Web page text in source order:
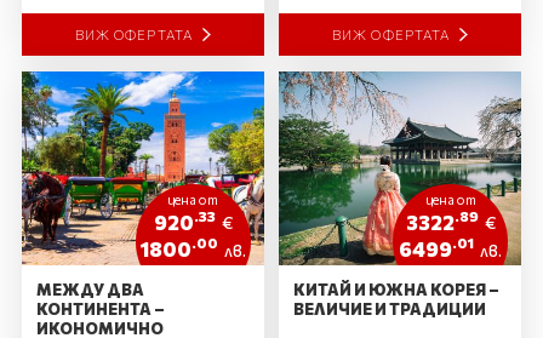
ВИЖ ОФЕРТАТА ВИЖ ОФЕРТАТА
цена от
920 .33 €
1800.00 лв.
МЕЖДУ ДВА
КОНТИНЕНТА –
ИКОНОМИЧНО
цена от
3322 .89 €
6499.01 лв.
КИТАЙ И ЮЖНА КОРЕЯ –
ВЕЛИЧИЕ И ТРАДИЦИИ